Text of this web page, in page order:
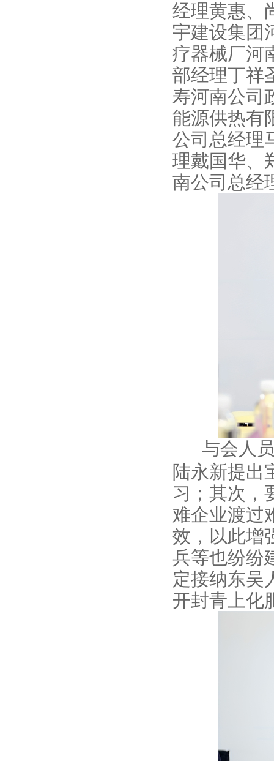
经理黄惠、
宇建设集团
疗器械厂河
部经理丁祥
寿河南公司
能源供热有
公司总经理
理戴国华、
南公司总经
与会人
陆永新提出
习；其次，
难企业渡过
效，以此增
兵等也纷纷
定接纳东吴
开封青上化